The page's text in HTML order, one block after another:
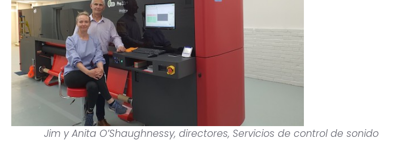
Jim y Anita O’Shaughnessy, directores, Servicios de control de sonido